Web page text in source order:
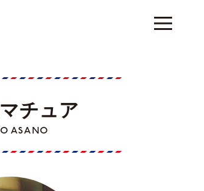
チュア
ASANO